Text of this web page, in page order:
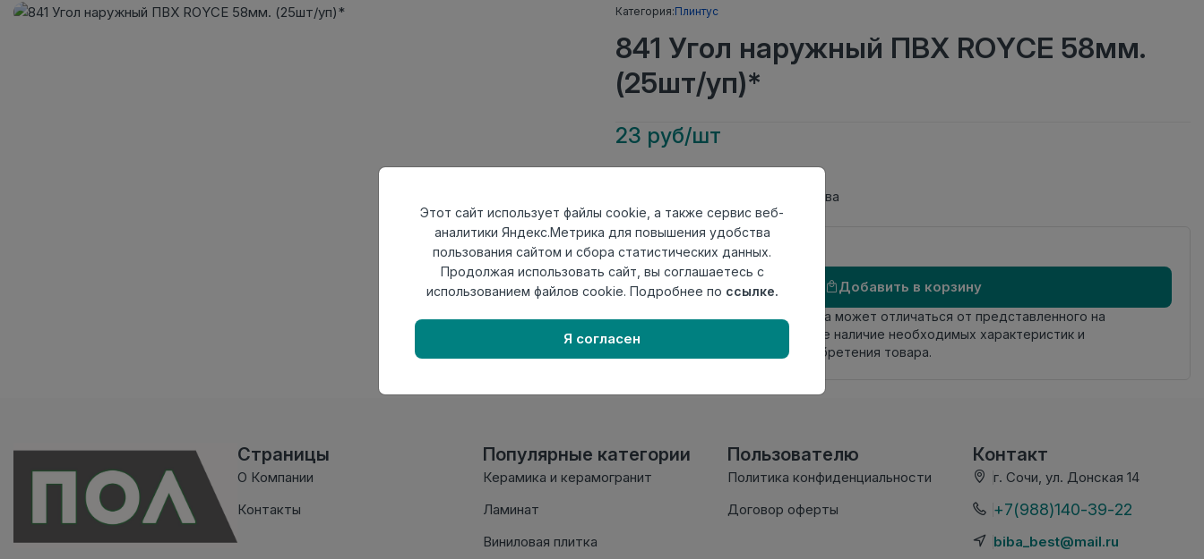
Категория:Плинтус
841 Угол наружный ПВХ ROYCE 58мм.
(25шт/уп)*
23 руб/шт
Снят с производства
Материал
ПВХ
Осталось228 шт
Добавить в корзину
Внимание! Внешний вид товара может отличаться от представленного на
настоящем сайте. Проверяйте наличие необходимых характеристик и
комплектации в момент приобретения товара.
Страницы
О Компании
Контакты
Популярные категории
Керамика и керамогранит
Ламинат
Виниловая плитка
Пользователю
Политика конфиденциальности
Договор оферты
Контакт
г. Сочи, ул. Донская 14
+7(988)140-39-22
biba_best@mail.ru
Этот сайт использует файлы cookie, а также сервис веб-
аналитики Яндекс.Метрика для повышения удобства
пользования сайтом и сбора статистических данных.
Продолжая использовать сайт, вы соглашаетесь с
использованием файлов cookie. Подробнее по ссылке.
Я согласен